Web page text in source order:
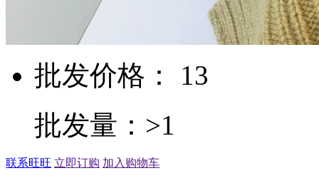
批发价格： 13
批发量：>1
联系旺旺 立即订购 加入购物车